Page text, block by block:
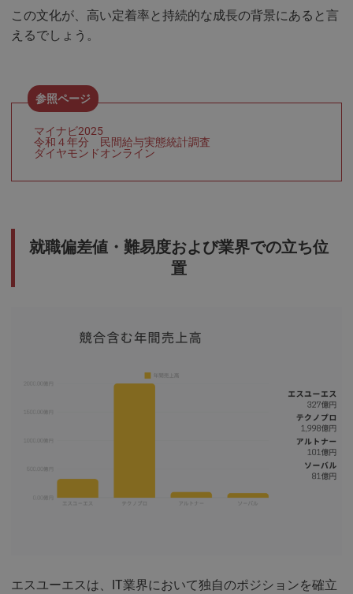
この文化が、高い定着率と持続的な成長の背景にあると言
えるでしょう。
マイナビ2025
令和４年分 民間給与実態統計調査
ダイヤモンドオンライン
就職偏差値・難易度および業界での立ち位
置
エスユーエスは、IT業界において独自のポジションを確立